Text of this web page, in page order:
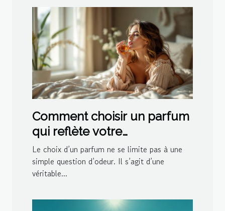
Comment choisir un parfum
qui reflète votre
personnalité?
Le choix d’un parfum ne se limite pas à une
simple question d’odeur. Il s’agit d’une
véritable...